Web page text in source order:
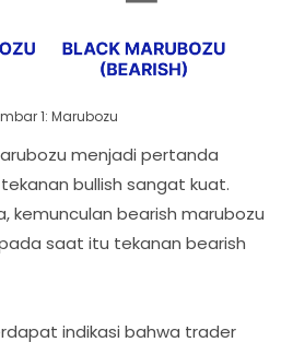
1: Marubozu
menjadi pertanda
bullish sangat kuat.
kemunculan bearish marubozu
saat itu tekanan bearish
indikasi bahwa trader